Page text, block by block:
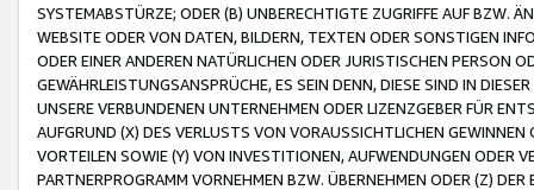
SYSTEMABSTÜRZE; ODER (B) UNBERECHTIGTE ZUGRIFFE AUF BZW.
WEBSITE ODER VON DATEN, BILDERN, TEXTEN ODER SONSTIGEN
ODER EINER ANDEREN NATÜRLICHEN ODER JURISTISCHEN PERSON
GEWÄHRLEISTUNGSANSPRÜCHE, ES SEIN DENN, DIESE SIND IN
UNSERE VERBUNDENEN UNTERNEHMEN ODER LIZENZGEBER FÜR
AUFGRUND (X) DES VERLUSTS VON VORAUSSICHTLICHEN
VORTEILEN SOWIE (Y) VON INVESTITIONEN, AUFWENDUNGEN ODER
PARTNERPROGRAMM VORNEHMEN BZW. ÜBERNEHMEN ODER (Z)